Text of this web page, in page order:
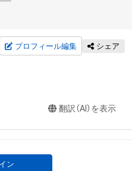
プロフィール編集 シェア
翻訳（AI）を表示
ン